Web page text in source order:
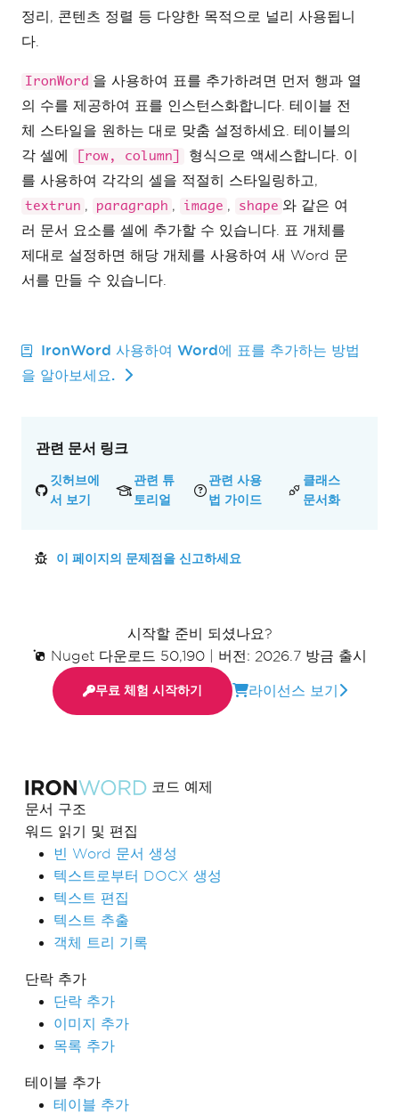
코드 예제
문서 구조
워드 읽기 및 편집
빈 Word 문서 생성
텍스트로부터 DOCX 생성
텍스트 편집
텍스트 추출
객체 트리 기록
단락 추가
단락 추가
이미지 추가
목록 추가
테이블 추가
테이블 추가
정리, 콘텐츠 정렬 등 다양한 목적으로 널리 사용됩니
다.
IronWord 을 사용하여 표를 추가하려면 먼저 행과 열
의 수를 제공하여 표를 인스턴스화합니다. 테이블 전
체 스타일을 원하는 대로 맞춤 설정하세요. 테이블의
각 셀에
[row, column]
형식으로 액세스합니다. 이
를 사용하여 각각의 셀을 적절히 스타일링하고,
textrun , paragraph , image , shape 와 같은 여
러 문서 요소를 셀에 추가할 수 있습니다. 표 개체를
제대로 설정하면 해당 개체를 사용하여 새 Word 문
서를 만들 수 있습니다.
IronWord 사용하여 Word에 표를 추가하는 방법
을 알아보세요.
관련 문서 링크
깃허브에
서 보기
관련 튜
토리얼
관련 사용
법 가이드
클래스
문서화
이 페이지의 문제점을 신고하세요
시작할 준비 되셨나요?
Nuget 다운로드 50,190
버전: 2026.7 방금 출시
무료 체험 시작하기 라이선스 보기